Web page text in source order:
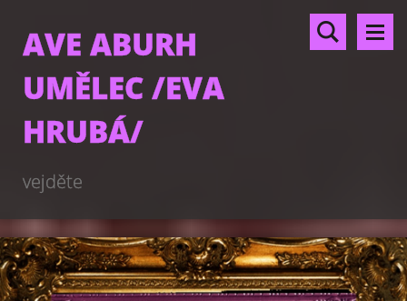
AVE ABURH
UMĚLEC /EVA
HRUBÁ/
vejděte